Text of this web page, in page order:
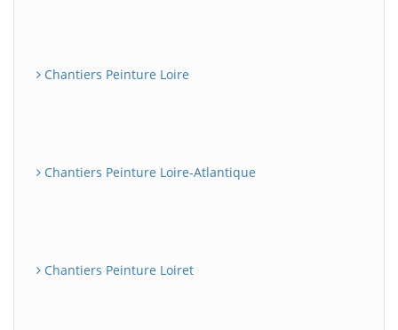
Chantiers Peinture Loire
Chantiers Peinture Loire-Atlantique
Chantiers Peinture Loiret